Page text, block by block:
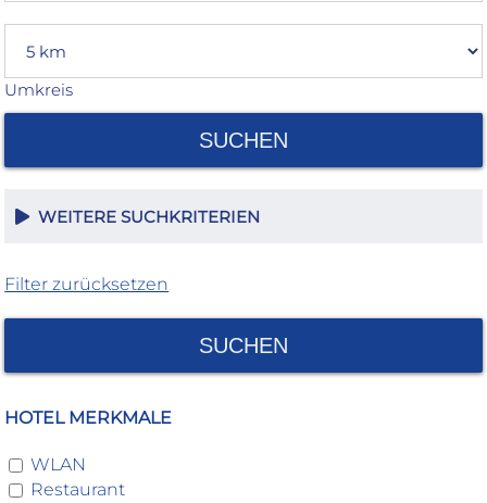
Umkreis
SUCHEN
WEITERE SUCHKRITERIEN
Filter zurücksetzen
SUCHEN
HOTEL MERKMALE
WLAN
Restaurant